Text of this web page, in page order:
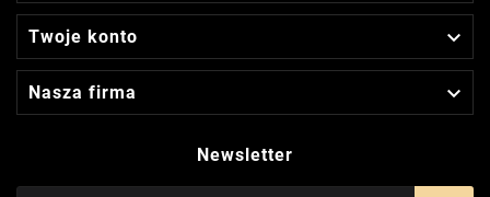
Twoje konto 
Nasza firma 
Newsletter